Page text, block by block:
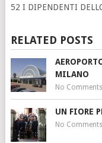
52 I DIPENDENTI
RELATED POSTS
MILANO
No Comments
UN FIORE
No Comments